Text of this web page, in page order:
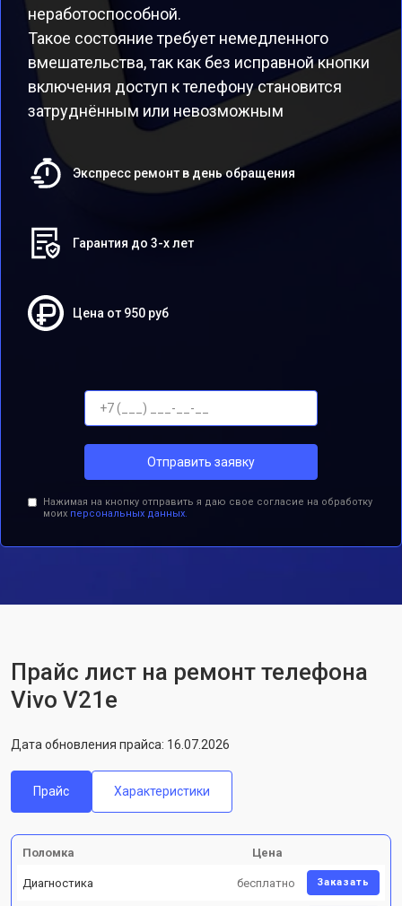
неработоспособной.
Такое состояние требует немедленного
вмешательства, так как без исправной кнопки
включения доступ к телефону становится
затруднённым или невозможным
Экспресс ремонт в день обращения
Гарантия до 3-х лет
Цена от 950 руб
Отправить заявку
Нажимая на кнопку отправить я даю свое согласие на обработку
моих персональных данных.
Прайс лист на ремонт телефона
Vivo V21e
Дата обновления прайса: 16.07.2026
Прайс Характеристики
Поломка Цена
Диагностика бесплатно Заказать